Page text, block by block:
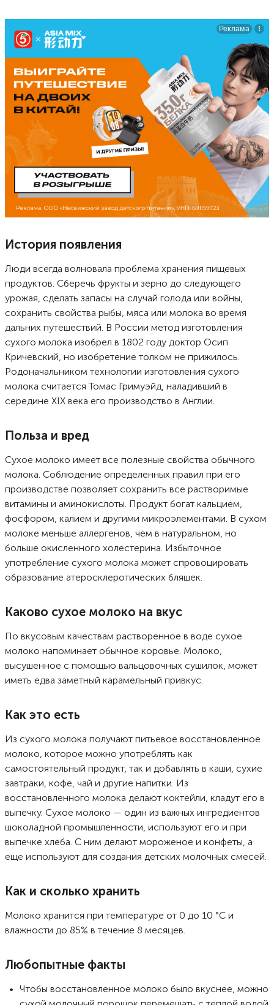
История появления
Люди всегда волновала проблема хранения пищевых
продуктов. Сберечь фрукты и зерно до следующего
урожая, сделать запасы на случай голода или войны,
сохранить свойства рыбы, мяса или молока во время
дальних путешествий. В России метод изготовления
сухого молока изобрел в 1802 году доктор Осип
Кричевский, но изобретение толком не прижилось.
Родоначальником технологии изготовления сухого
молока считается Томас Гримуэйд, наладивший в
середине XIX века его производство в Англии.
Польза и вред
Сухое молоко имеет все полезные свойства обычного
молока. Соблюдение определенных правил при его
производстве позволяет сохранить все растворимые
витамины и аминокислоты. Продукт богат кальцием,
фосфором, калием и другими микроэлементами. В сухом
молоке меньше аллергенов, чем в натуральном, но
больше окисленного холестерина. Избыточное
употребление сухого молока может спровоцировать
образование атеросклеротических бляшек.
Каково сухое молоко на вкус
По вкусовым качествам растворенное в воде сухое
молоко напоминает обычное коровье. Молоко,
высушенное с помощью вальцовочных сушилок, может
иметь едва заметный карамельный привкус.
Как это есть
Из сухого молока получают питьевое восстановленное
молоко, которое можно употреблять как
самостоятельный продукт, так и добавлять в каши, сухие
завтраки, кофе, чай и другие напитки. Из
восстановленного молока делают коктейли, кладут его в
выпечку. Сухое молоко — один из важных ингредиентов
шоколадной промышленности, используют его и при
выпечке хлеба. С ним делают мороженое и конфеты, а
еще используют для создания детских молочных смесей.
Как и сколько хранить
Молоко хранится при температуре от 0 до 10 °C и
влажности до 85% в течение 8 месяцев.
Любопытные факты
Чтобы восстановленное молоко было вкуснее, можно